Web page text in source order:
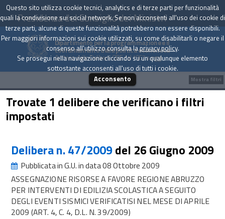
Presidenza del Consiglio dei Ministri
Dipartimento per la programmazione e il
coordinamento della politica economica
Archivio delle Delibere CIPE dal 1967 a oggi
Trovate 1 delibere che verificano i filtri
impostati
Delibera n. 47/2009del 26 Giugno 2009
Pubblicata in G.U. in data 08 Ottobre 2009
ASSEGNAZIONE RISORSE A FAVORE REGIONE ABRUZZO
PER INTERVENTI DI EDILIZIA SCOLASTICA A SEGUITO
DEGLI EVENTI SISMICI VERIFICATISI NEL MESE DI APRILE
2009 (ART. 4, C. 4, D.L. N. 39/2009)
Mostra filtri
Questo sito utilizza cookie tecnici, analytics e di terze parti per funzionalità
quali la condivisione sui social network. Se non acconsenti all'uso dei cookie di
terze parti, alcune di queste funzionalità potrebbero non essere disponibili.
Per maggiori informazioni sui cookie utilizzati, su come disabilitarli o negare il
consenso all'utilizzo consulta laprivacy policy.
Se prosegui nella navigazione cliccando su un qualunque elemento
sottostante acconsenti all'uso di tutti i cookie.
Acconsento